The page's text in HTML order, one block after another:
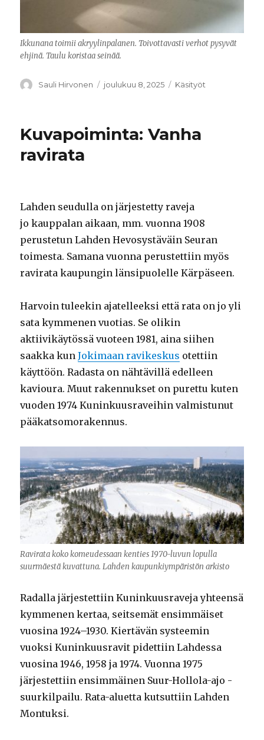
Ikkunana toimii akryylinpalanen. Toivottavasti verhot pysyvät
ehjinä. Taulu koristaa seinää.
Kirjoittaja
Sauli Hirvonen Julkaistu
joulukuu 8, 2025 Kategoriat
Käsityöt
Kuvapoiminta: Vanha
ravirata
Lahden seudulla on järjestetty raveja
jo kauppalan aikaan, mm. vuonna 1908
perustetun Lahden Hevosystäväin Seuran
toimesta. Samana vuonna perustettiin myös
ravirata kaupungin länsipuolelle Kärpäseen.
Harvoin tuleekin ajatelleeksi että rata on jo yli
sata kymmenen vuotias. Se olikin
aktiivikäytössä vuoteen 1981, aina siihen
saakka kunJokimaan ravikeskus otettiin
käyttöön. Radasta on nähtävillä edelleen
kavioura. Muut rakennukset on purettu kuten
vuoden 1974 Kuninkuusraveihin valmistunut
pääkatsomorakennus.
Ravirata koko komeudessaan kenties 1970-luvun lopulla
suurmäestä kuvattuna. Lahden kaupunkiympäristön arkisto
Radalla järjestettiin Kuninkuusraveja yhteensä
kymmenen kertaa, seitsemät ensimmäiset
vuosina 1924–1930. Kiertävän systeemin
vuoksi Kuninkuusravit pidettiin Lahdessa
vuosina 1946, 1958 ja 1974. Vuonna 1975
järjestettiin ensimmäinen Suur-Hollola-ajo -
suurkilpailu. Rata-aluetta kutsuttiin Lahden
Montuksi.